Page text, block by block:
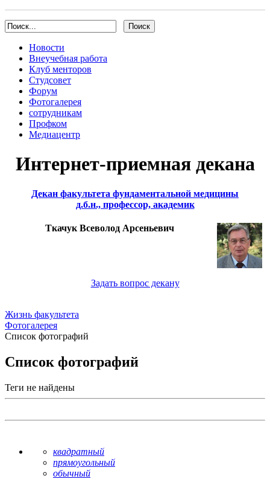
Новости
Внеучебная работа
Клуб менторов
Студсовет
Форум
Фотогалерея
сотрудникам
Профком
Медиацентр
Интернет-приемная декана
Декан факультета фундаментальной медицины
д.б.н., профессор, академик
Ткачук Всеволод Арсеньевич
Задать вопрос декану
Жизнь факультета
Фотогалерея
Список фотографий
Список фотографий
Теги не найдены
квадратный
прямоугольный
обычный